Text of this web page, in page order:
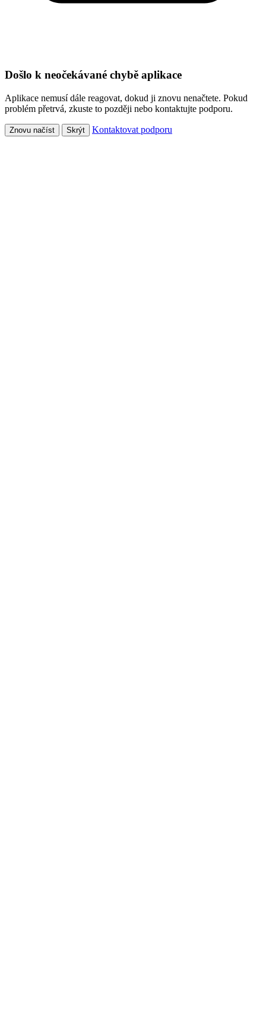
Došlo k neočekávané chybě aplikace
Aplikace nemusí dále reagovat, dokud ji znovu nenačtete. Pokud
problém přetrvá, zkuste to později nebo kontaktujte podporu.
Znovu načíst Skrýt Kontaktovat podporu